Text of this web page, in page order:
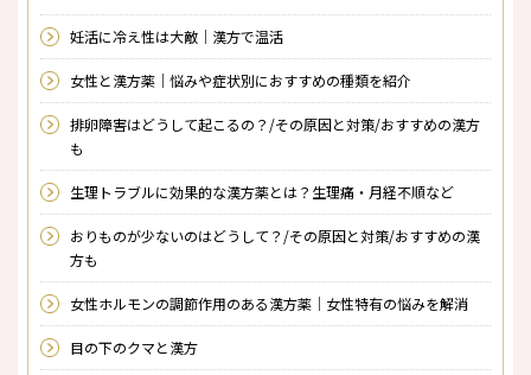
妊活に冷え性は大敵｜漢方で温活
女性と漢方薬｜悩みや症状別におすすめの種類を紹介
排卵障害はどうして起こるの？/その原因と対策/おすすめの漢方
も
生理トラブルに効果的な漢方薬とは？生理痛・月経不順など
おりものが少ないのはどうして？/その原因と対策/おすすめの漢
方も
女性ホルモンの調節作用のある漢方薬｜女性特有の悩みを解消
目の下のクマと漢方